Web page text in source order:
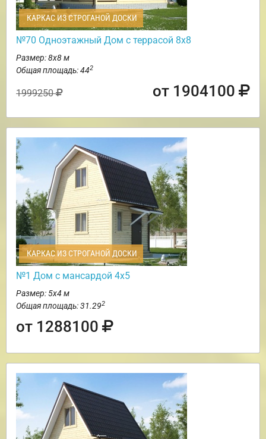
КАРКАС ИЗ СТРОГАНОЙ ДОСКИ
№70 Одноэтажный Дом с террасой 8х8
Размер: 8х8 м
Общая площадь: 442
1999250 от 1904100
КАРКАС ИЗ СТРОГАНОЙ ДОСКИ
№1 Дом с мансардой 4х5
Размер: 5х4 м
Общая площадь: 31.292
от 1288100